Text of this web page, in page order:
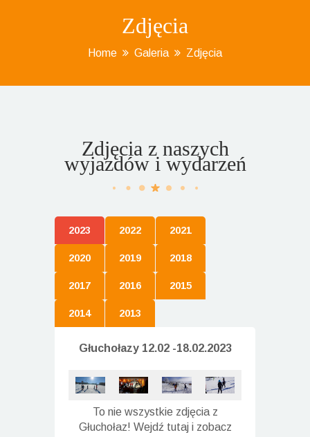
Zdjęcia
Home Galeria Zdjęcia
Zdjęcia z naszych
wyjazdów i wydarzeń
2023 2022 2021
2020 2019 2018
2017 2016 2015
2014 2013
Głuchołazy 12.02 -18.02.2023
To nie wszystkie zdjęcia z
Głuchołaz! Wejdź tutaj i zobacz